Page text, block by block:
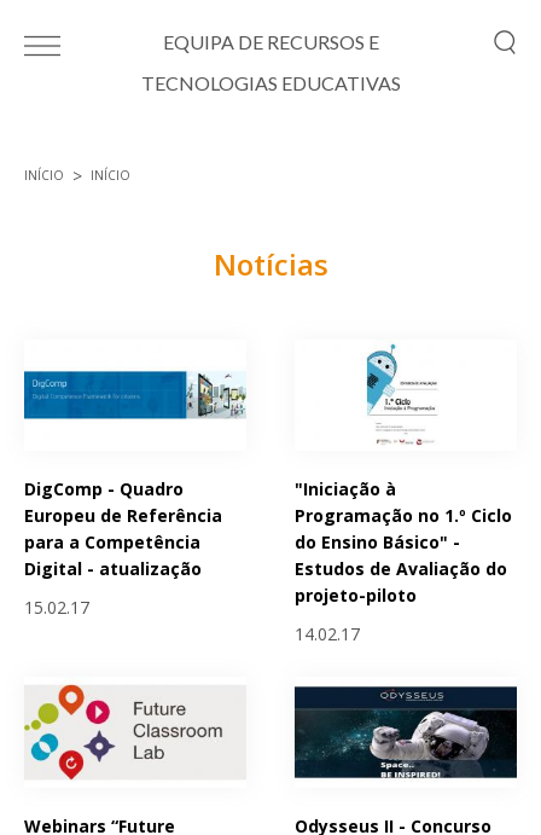
EQUIPA DE RECURSOS E
TECNOLOGIAS EDUCATIVAS
INÍCIO INÍCIO
Notícias
DigComp - Quadro
Europeu de Referência
para a Competência
Digital - atualização
15.02.17
"Iniciação à
Programação no 1.º Ciclo
do Ensino Básico" -
Estudos de Avaliação do
projeto-piloto
14.02.17
Webinars “Future
Odysseus II - Concurso
Páginas